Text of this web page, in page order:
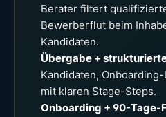
Berater filtert
Bewerberflut beim
Kandidaten.
Übergabe +
Kandidaten,
mit klaren Stage-Steps.
Onboarding + 90-